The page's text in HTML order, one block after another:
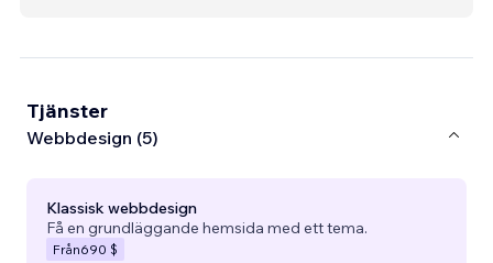
Tjänster
Webbdesign (5)
Klassisk webbdesign
Få en grundläggande hemsida med ett tema.
Från690 $